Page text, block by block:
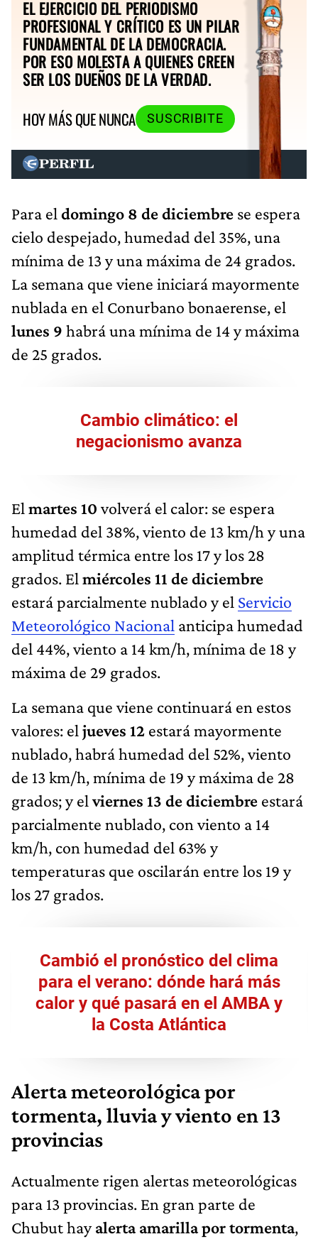
EL EJERCICIO DEL PERIODISMO
PROFESIONAL Y CRÍTICO ES UN PILAR
FUNDAMENTAL DE LA DEMOCRACIA.
POR ESO MOLESTA A QUIENES CREEN
SER LOS DUEÑOS DE LA VERDAD.
HOY MÁS QUE NUNCA
SUSCRIBITE
Para el domingo 8 de diciembre se espera
cielo despejado, humedad del 35%, una
mínima de 13 y una máxima de 24 grados.
La semana que viene iniciará mayormente
nublada en el Conurbano bonaerense, el
lunes 9 habrá una mínima de 14 y máxima
de 25 grados.
Cambio climático: el
negacionismo avanza
El martes 10 volverá el calor: se espera
humedad del 38%, viento de 13 km/h y una
amplitud térmica entre los 17 y los 28
grados. El miércoles 11 de diciembre
estará parcialmente nublado y el Servicio
Meteorológico Nacional anticipa humedad
del 44%, viento a 14 km/h, mínima de 18 y
máxima de 29 grados.
La semana que viene continuará en estos
valores: el jueves 12 estará mayormente
nublado, habrá humedad del 52%, viento
de 13 km/h, mínima de 19 y máxima de 28
grados; y elviernes 13 de diciembre estará
parcialmente nublado, con viento a 14
km/h, con humedad del 63% y
temperaturas que oscilarán entre los 19 y
los 27 grados.
Cambió el pronóstico del clima
para el verano: dónde hará más
calor y qué pasará en el AMBA y
la Costa Atlántica
Alerta meteorológica por
tormenta, lluvia y viento en 13
provincias
Actualmente rigen alertas meteorológicas
para 13 provincias. En gran parte de
Chubut hayalerta amarilla por tormenta,